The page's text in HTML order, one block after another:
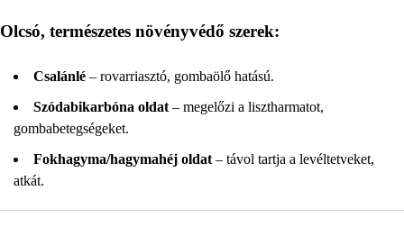
Olcsó, természetes növényvédő szerek:
Csalánlé – rovarriasztó, gombaölő hatású.
Szódabikarbóna oldat – megelőzi a lisztharmatot,
gombabetegségeket.
Fokhagyma/hagymahéj oldat – távol tartja a levéltetveket,
atkát.